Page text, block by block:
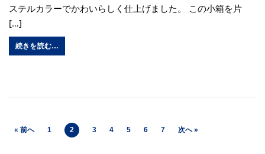
ステルカラーでかわいらしく仕上げました。 この小箱を片
[…]
続きを読む…
« 前へ 1 2 3 4 5 6 7 次へ »